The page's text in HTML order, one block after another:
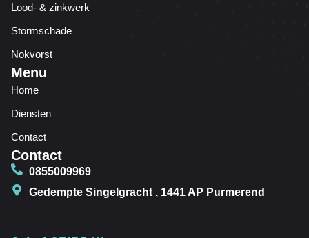
Lood- & zinkwerk
Stormschade
Nokvorst
Menu
Home
Diensten
Contact
Contact
0855009969
Gedempte Singelgracht , 1441 AP Purmerend